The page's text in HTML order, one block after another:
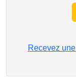
Recevez